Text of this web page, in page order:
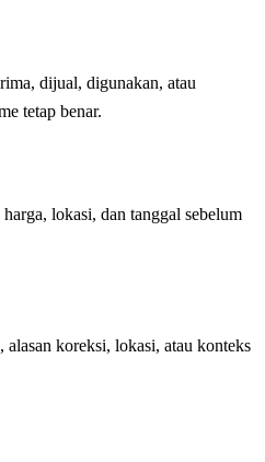
dijual, digunakan, atau
tetap benar.
lokasi, dan tanggal sebelum
koreksi, lokasi, atau konteks